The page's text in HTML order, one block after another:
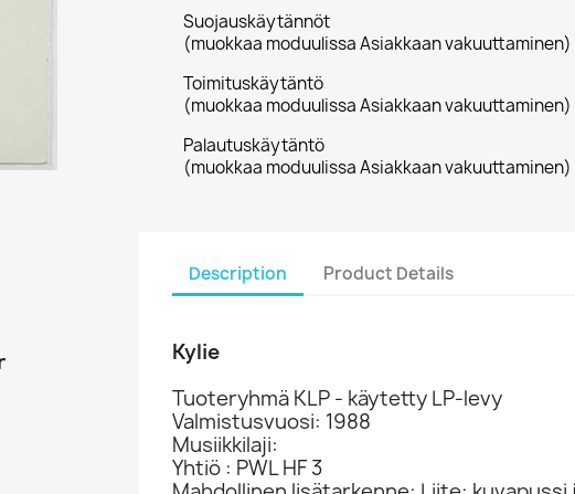
Suojauskäytännöt
(muokkaa moduulissa Asiakkaan vakuuttaminen)
Toimituskäytäntö
(muokkaa moduulissa Asiakkaan vakuuttaminen)
Palautuskäytäntö
(muokkaa moduulissa Asiakkaan vakuuttaminen)
Description Product Details
Kylie
Tuoteryhmä KLP - käytetty LP-levy
Valmistusvuosi: 1988
Musiikkilaji:
Yhtiö : PWL HF 3